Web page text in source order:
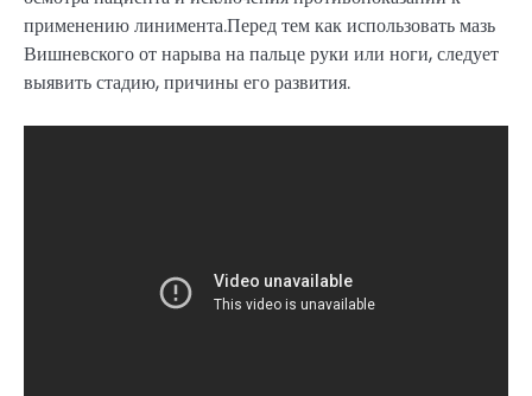
применению линимента.Перед тем как использовать мазь
Вишневского от нарыва на пальце руки или ноги, следует
выявить стадию, причины его развития.